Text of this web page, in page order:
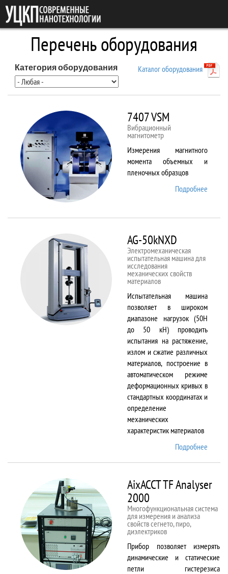
Перейти к основному содержанию
Перечень оборудования
Каталог оборудования
Категория оборудования
7407 VSM
Вибрационный
магнитометр
Измерения магнитного
момента объемных и
пленочных образцов
Подробнее
AG-50kNXD
Электромеханическая
испытательная машина для
исследования
механических свойств
материалов
Испытательная машина
позволяет в широком
диапазоне нагрузок (50Н
до 50 кН) проводить
испытания на растяжение,
излом и сжатие различных
материалов, построение в
автоматическом режиме
деформационных кривых в
стандартных координатах и
определение
механических
характеристик материалов
Подробнее
AixACCT TF Analyser
2000
Многофункциональная система
для измерения и анализа
свойств сегнето, пиро,
диэлектриков
Прибор позволяет измерять
динамические и статические
петли гистерезиса